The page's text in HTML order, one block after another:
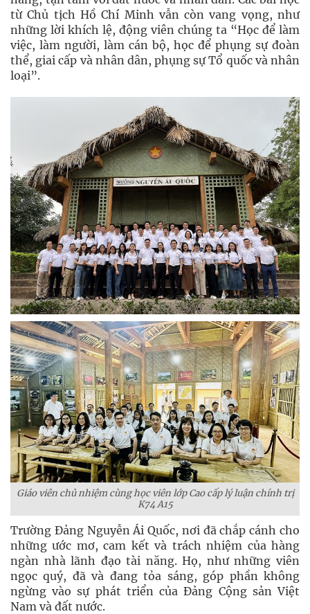
từ Chủ tịch Hồ Chí Minh vẫn còn vang vọng, như
những lời khích lệ, động viên chúng ta “Học để làm
việc, làm người, làm cán bộ, học để phụng sự đoàn
thể, giai cấp và nhân dân, phụng sự Tổ quốc và nhân
loại”.
Giáo viên chủ nhiệm cùng học viên lớp Cao cấp lý luận chính trị
K74 A15
Trường Đảng Nguyễn Ái Quốc, nơi đã chắp cánh cho
những ước mơ, cam kết và trách nhiệm của hàng
ngàn nhà lãnh đạo tài năng. Họ, như những viên
ngọc quý, đã và đang tỏa sáng, góp phần không
ngừng vào sự phát triển của Đảng Cộng sản Việt
Nam và đất nước.